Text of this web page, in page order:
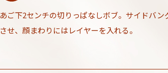
あご下2センチの切りっぱなしボブ。サイドバン
させ、顔まわりにはレイヤーを入れる。